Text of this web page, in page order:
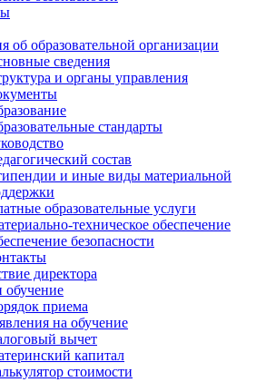
об образовательной организации
сведения
и органы управления
стандарты
состав
и иные виды материальной
образовательные услуги
техническое обеспечение
безопасности
директора
приема
на обучение
вычет
капитал
стоимости